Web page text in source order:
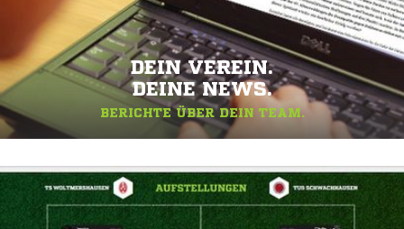
DEIN VEREIN.
DEINE NEWS.
BERICHTE ÜBER DEIN TEAM.